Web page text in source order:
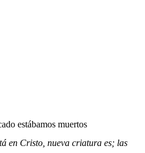
estábamos muertos
en Cristo, nueva criatura es; las